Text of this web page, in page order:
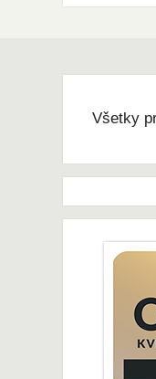
Všetky